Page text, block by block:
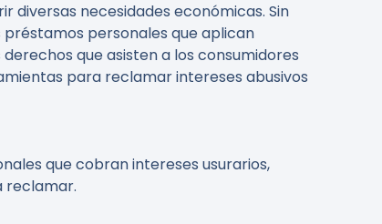
diversas necesidades económicas. Sin
préstamos personales que aplican
que asisten a los consumidores
para reclamar intereses abusivos
que cobran intereses usurarios,
reclamar.